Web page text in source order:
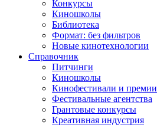
Конкурсы
Киношколы
Библиотека
Формат: без фильтров
Новые кинотехнологии
Справочник
Питчинги
Киношколы
Кинофестивали и премии
Фестивальные агентства
Грантовые конкурсы
Креативная индустрия